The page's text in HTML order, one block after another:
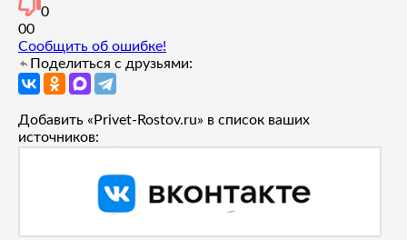
0
00
Сообщить об ошибке!
Поделиться с друзьями:
Добавить «Privet-Rostov.ru» в список ваших
источников: